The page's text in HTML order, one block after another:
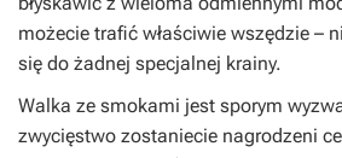
możecie trafić właściwie wszędzie –
się do żadnej specjalnej krainy.
Walka ze smokami jest sporym
zwycięstwo zostaniecie nagrodzeni